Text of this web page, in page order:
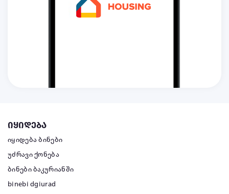
იყიდება
იყიდება ბინები
უძრავი ქონება
ბინები ბაკურიანში
binebi dgiurad